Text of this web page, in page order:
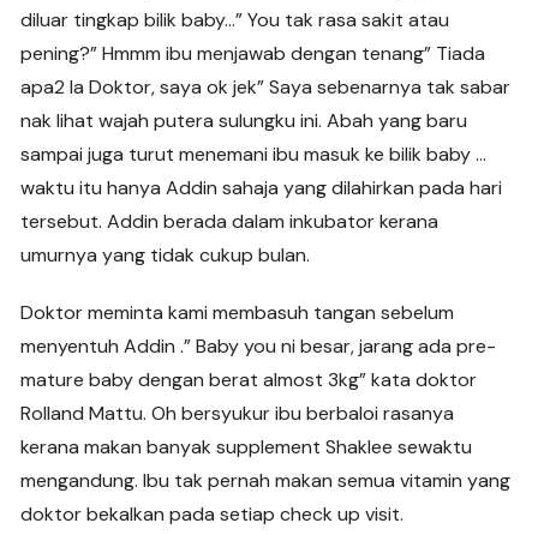
diluar tingkap bilik baby…” You tak rasa sakit atau
pening?” Hmmm ibu menjawab dengan tenang” Tiada
apa2 la Doktor, saya ok jek” Saya sebenarnya tak sabar
nak lihat wajah putera sulungku ini. Abah yang baru
sampai juga turut menemani ibu masuk ke bilik baby …
waktu itu hanya Addin sahaja yang dilahirkan pada hari
tersebut. Addin berada dalam inkubator kerana
umurnya yang tidak cukup bulan.
Doktor meminta kami membasuh tangan sebelum
menyentuh Addin .” Baby you ni besar, jarang ada pre-
mature baby dengan berat almost 3kg” kata doktor
Rolland Mattu. Oh bersyukur ibu berbaloi rasanya
kerana makan banyak supplement Shaklee sewaktu
mengandung. Ibu tak pernah makan semua vitamin yang
doktor bekalkan pada setiap check up visit.